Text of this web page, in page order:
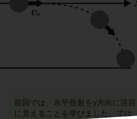
前回では、水平投射をy方向に注
に見えることを学びました。では